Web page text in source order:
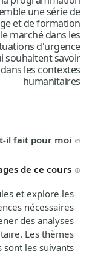
une série de
et de formation
marché dans les
d'urgence.
souhaitent savoir
les contextes
humanitaires
il fait pour moi ?
et explore les
nécessaires
des analyses
Les thèmes
les suivants :